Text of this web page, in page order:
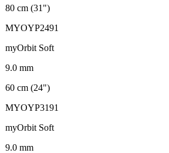
80 cm (31")
MYOYP2491
myOrbit Soft
9.0 mm
60 cm (24")
MYOYP3191
myOrbit Soft
9.0 mm